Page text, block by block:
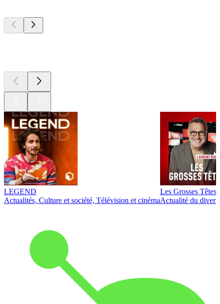
LEGEND
Actualités, Culture et société, Télévision et cinéma
Les Grosses Têtes
Actualité du